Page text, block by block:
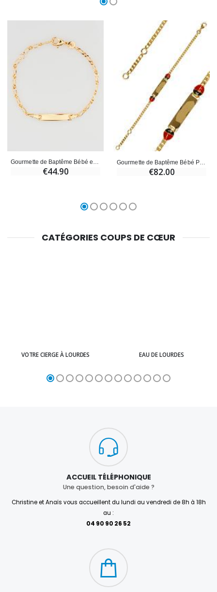
€44.90
Gourmette de Baptême Bébé Plaqué Or à Graver - 2 Coccinelles
€82.00
CATÉGORIES COUPS DE CŒUR
VOTRE CIERGE À LOURDES EAU DE LOURDES
ACCUEIL TÉLÉPHONIQUE
Une question, besoin d'aide ?
Christine et Anaïs vous accueillent du lundi au vendredi de 8h à 18h
au :
04 90 90 26 52